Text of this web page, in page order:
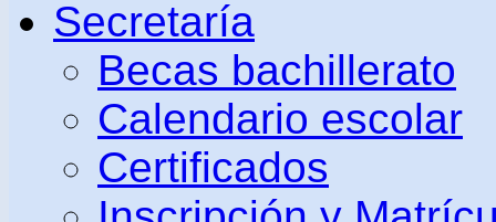
Secretaría
Becas bachillerato
Calendario escolar
Certificados